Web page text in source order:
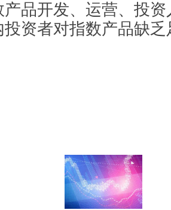
品开发、运营、投
资者对指数产品缺